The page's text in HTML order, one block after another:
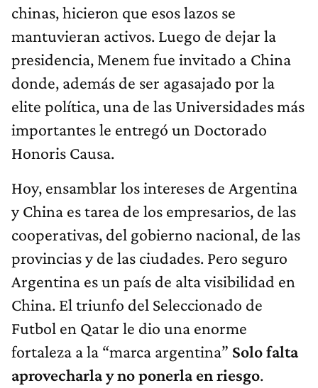
chinas, hicieron que esos lazos se
mantuvieran activos. Luego de dejar la
presidencia, Menem fue invitado a China
donde, además de ser agasajado por la
elite política, una de las Universidades más
importantes le entregó un Doctorado
Honoris Causa.
Hoy, ensamblar los intereses de Argentina
y China es tarea de los empresarios, de las
cooperativas, del gobierno nacional, de las
provincias y de las ciudades. Pero seguro
Argentina es un país de alta visibilidad en
China. El triunfo del Seleccionado de
Futbol en Qatar le dio una enorme
fortaleza a la “marca argentina” Solo falta
aprovecharla y no ponerla en riesgo.